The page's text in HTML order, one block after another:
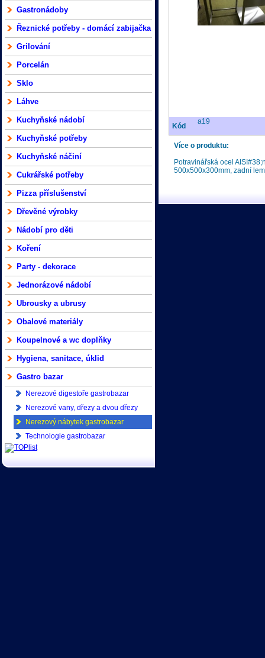
Gastronádoby
Řeznické potřeby - domácí zabijačka
Grilování
Porcelán
Sklo
Láhve
Kuchyňské nádobí
Kuchyňské potřeby
Kuchyňské náčiní
Cukrářské potřeby
Pizza příslušenství
Dřevěné výrobky
Nádobí pro děti
Koření
Party - dekorace
Jednorázové nádobí
Ubrousky a ubrusy
Obalové materiály
Koupelnové a wc doplňky
Hygiena, sanitace, úklid
Gastro bazar
Nerezové digestoře gastrobazar
Nerezové vany, dřezy a dvou dřezy
gastrobazar
Nerezový nábytek gastrobazar
Technologie gastrobazar
Kód
a19
Více o produktu:
Potravinářská ocel
500x500x300mm, zadní